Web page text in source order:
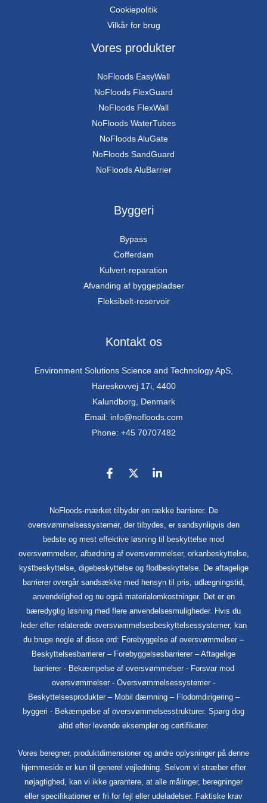
Cookiepolitik
Vilkår for brug
Vores produkter
NoFloods EasyWall
NoFloods FlexGuard
NoFloods FlexWall
NoFloods WaterTubes
NoFloods AluGate
NoFloods SandGuard
NoFloods AluBarrier
Byggeri
Bypass
Cofferdam
Kulvert-reparation
Afvanding af byggepladser
Fleksibelt-reservoir
Kontakt os
Environment Solutions Science and Technology ApS,
Hareskovvej 17i, 4400
Kalundborg, Denmark
Email: info@nofloods.com
Phone: +45 70707482
NoFloods-mærket tilbyder en række barrierer. De
oversvømmelsessystemer, der tilbydes, er sandsynligvis den
bedste og mest effektive løsning til beskyttelse mod
oversvømmelser, afbødning af oversvømmelser, orkanbeskyttelse,
kystbeskyttelse, digebeskyttelse og flodbeskyttelse. De aftagelige
barrierer overgår sandsække med hensyn til pris, udlægningstid,
anvendelighed og nu også materialomkostninger. Det er en
bæredygtig løsning med flere anvendelsesmuligheder. Hvis du
leder efter relaterede oversvømmelsesbeskyttelsessystemer, kan
du bruge nogle af disse ord: Forebyggelse af oversvømmelser –
Beskyttelsesbarrierer – Forebyggelsesbarrierer – Aftagelige
barrierer - Bekæmpelse af oversvømmelser - Forsvar mod
oversvømmelser - Oversvømmelsessystemer -
Beskyttelsesprodukter – Mobil dæmning – Flodomdirigering –
byggeri - Bekæmpelse af oversvømmelsesstrukturer. Spørg dog
altid efter levende eksempler og certifikater.
Vores beregner, produktdimensioner og andre oplysninger på denne
hjemmeside er kun til generel vejledning. Selvom vi stræber efter
nøjagtighed, kan vi ikke garantere, at alle målinger, beregninger
eller specifikationer er fri for fejl eller udeladelser. Faktiske krav